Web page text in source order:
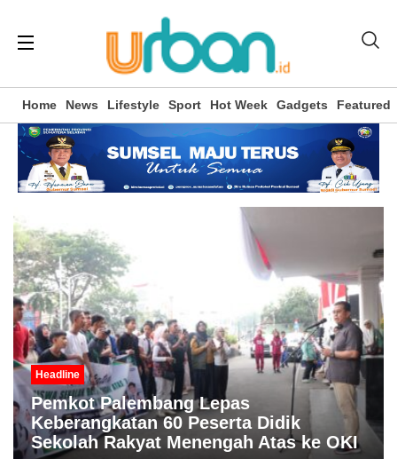
Home News Lifestyle Sport Hot Week Gadgets Featured
Headline
Pemkot Palembang Lepas
Keberangkatan 60 Peserta Didik
Sekolah Rakyat Menengah Atas ke OKI